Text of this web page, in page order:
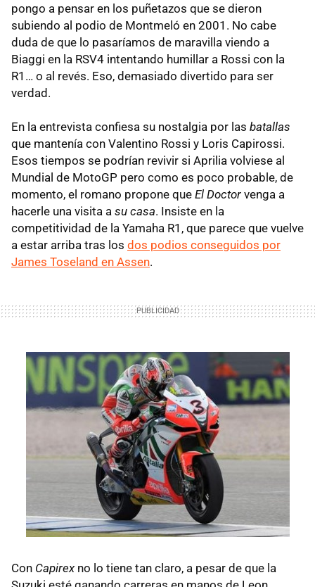
pongo a pensar en los puñetazos que se dieron
subiendo al podio de Montmeló en 2001. No cabe
duda de que lo pasaríamos de maravilla viendo a
Biaggi en la RSV4 intentando humillar a Rossi con la
R1… o al revés. Eso, demasiado divertido para ser
verdad.
En la entrevista confiesa su nostalgia por las batallas
que mantenía con Valentino Rossi y Loris Capirossi.
Esos tiempos se podrían revivir si Aprilia volviese al
Mundial de MotoGP pero como es poco probable, de
momento, el romano propone que El Doctor venga a
hacerle una visita a su casa. Insiste en la
competitividad de la Yamaha R1, que parece que vuelve
a estar arriba tras los dos podios conseguidos por
James Toseland en Assen.
Con Capirexno lo tiene tan claro, a pesar de que la